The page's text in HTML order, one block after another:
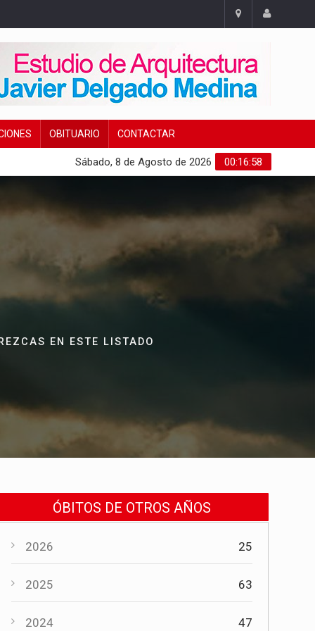
OBITUARIO CONTACTAR
00:16:59
Sábado, 8 de Agosto de 2026
EN ESTE LISTADO
ÓBITOS DE OTROS AÑOS
2026 25
2025 63
2024 47